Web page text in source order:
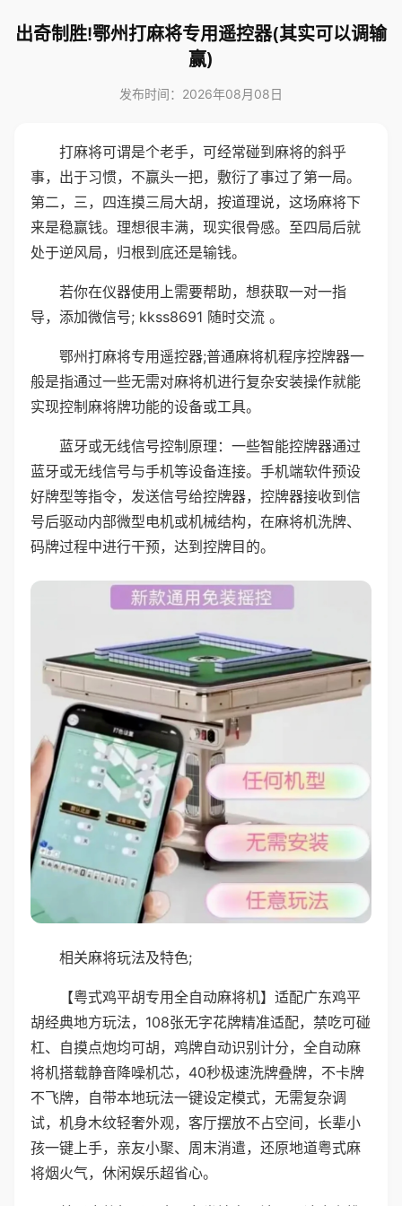
出奇制胜!鄂州打麻将专用遥控器(其实可以调输
赢)
发布时间：2026年08月08日
打麻将可谓是个老手，可经常碰到麻将的斜乎
事，出于习惯，不赢头一把，敷衍了事过了第一局。
第二，三，四连摸三局大胡，按道理说，这场麻将下
来是稳赢钱。理想很丰满，现实很骨感。至四局后就
处于逆风局，归根到底还是输钱。
若你在仪器使用上需要帮助，想获取一对一指
导，添加微信号; kkss8691 随时交流 。
鄂州打麻将专用遥控器;普通麻将机程序控牌器一
般是指通过一些无需对麻将机进行复杂安装操作就能
实现控制麻将牌功能的设备或工具。
蓝牙或无线信号控制原理：一些智能控牌器通过
蓝牙或无线信号与手机等设备连接。手机端软件预设
好牌型等指令，发送信号给控牌器，控牌器接收到信
号后驱动内部微型电机或机械结构，在麻将机洗牌、
码牌过程中进行干预，达到控牌目的。
相关麻将玩法及特色;
【粤式鸡平胡专用全自动麻将机】适配广东鸡平
胡经典地方玩法，108张无字花牌精准适配，禁吃可碰
杠、自摸点炮均可胡，鸡牌自动识别计分，全自动麻
将机搭载静音降噪机芯，40秒极速洗牌叠牌，不卡牌
不飞牌，自带本地玩法一键设定模式，无需复杂调
试，机身木纹轻奢外观，客厅摆放不占空间，长辈小
孩一键上手，亲友小聚、周末消遣，还原地道粤式麻
将烟火气，休闲娱乐超省心。